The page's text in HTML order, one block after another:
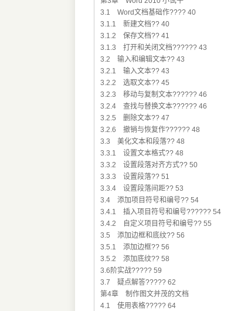
3.1 Word文档基础作???? 40
3.1.1 新建文档?? 40
3.1.2 保存文档?? 41
3.1.3 打开和关闭文档?????? 43
3.2 输入和编辑文本?? 43
3.2.1 输入文本?? 43
3.2.2 选取文本?? 45
3.2.3 移动与复制文本?????? 46
3.2.4 查找与替换文本?????? 46
3.2.5 删除文本?? 47
3.2.6 撤销与恢复作?????? 48
3.3 美化文本和段落?? 48
3.3.1 设置文本格式?? 48
3.3.2 设置段落对齐方式?? 50
3.3.3 设置段落?? 51
3.3.4 设置段落间距?? 53
3.4 添加项目符号和编号?? 54
3.4.1 插入项目符号和编号?????? 54
3.4.2 自定义项目符号和编号?? 55
3.5 添加边框和底纹?? 56
3.5.1 添加边框?? 56
3.5.2 添加底纹?? 58
3.6阶实战????? 59
3.7 疑点解答????? 62
第4章 制作图文并茂的文档
4.1 使用表格????? 64